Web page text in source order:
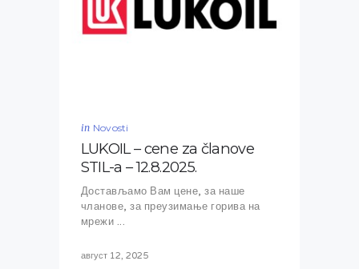
in Novosti
LUKOIL – cene za članove
STIL-a – 12.8.2025.
Достављамо Вам цене, за наше
чланове, за преузимање горива на
мрежи ...
август 12, 2025